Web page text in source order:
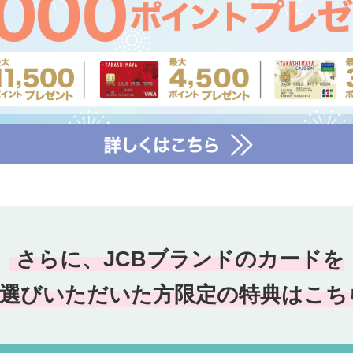
さらに、JCBブランドのカードを
びいただいた方限定の特典はこち